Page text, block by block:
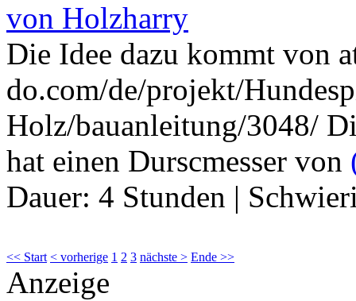
von Holzharry
Die Idee dazu kommt von
do.com/de/projekt/
Holz/bauanleitung/3048/
hat einen Durscmesser von
Dauer: 4 Stunden |
<< Start < vorherige 1 2 3 nächste > Ende >>
Anzeige